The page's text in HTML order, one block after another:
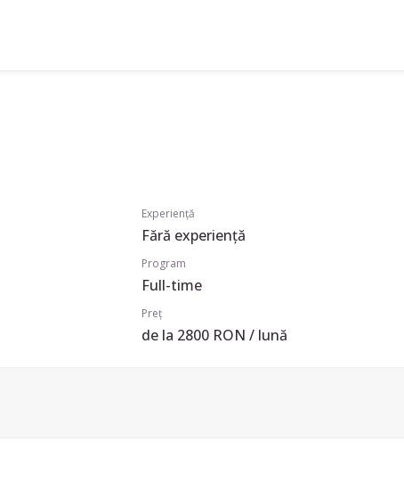
Experiență
Fără experiență
Program
Full-time
Preț
de la 2800 RON / lună